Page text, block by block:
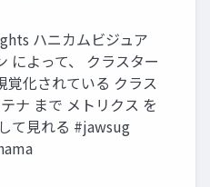
ハニカムビジュア
によって、 クラスター
覚化されている クラス
ナ まで メトリクス を
て見れる #jawsug